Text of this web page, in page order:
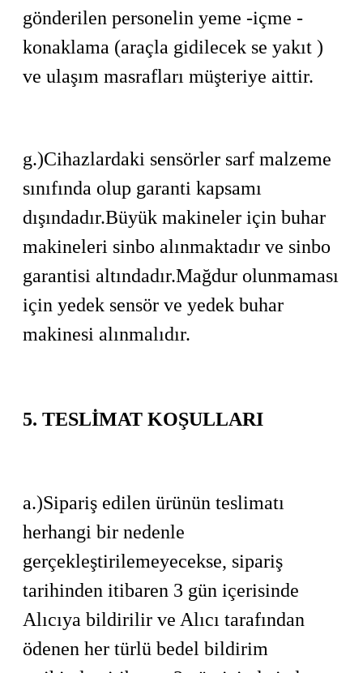
gönderilen personelin yeme -içme -
konaklama (araçla gidilecek se yakıt )
ve ulaşım masrafları müşteriye aittir.
g.)Cihazlardaki sensörler sarf malzeme
sınıfında olup garanti kapsamı
dışındadır.Büyük makineler için buhar
makineleri sinbo alınmaktadır ve sinbo
garantisi altındadır.Mağdur olunmaması
için yedek sensör ve yedek buhar
makinesi alınmalıdır.
5. TESLİMAT KOŞULLARI
a.)Sipariş edilen ürünün teslimatı
herhangi bir nedenle
gerçekleştirilemeyecekse, sipariş
tarihinden itibaren 3 gün içerisinde
Alıcıya bildirilir ve Alıcı tarafından
ödenen her türlü bedel bildirim